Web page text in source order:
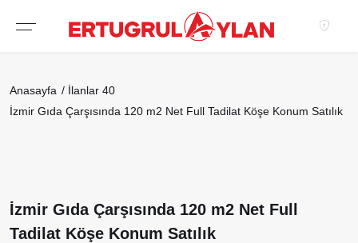
Anasayfa İlanlar 40
İzmir Gıda Çarşısında 120 m2 Net Full Tadilat Köşe Konum Satılık
İzmir Gıda Çarşısında 120 m2 Net Full
Tadilat Köşe Konum Satılık